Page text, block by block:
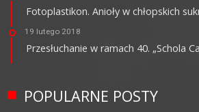
Fotoplastikon. Anioły w chłopskich
19 lutego 2018
Przesłuchanie w ramach 40. „Schola
POPULARNE POSTY